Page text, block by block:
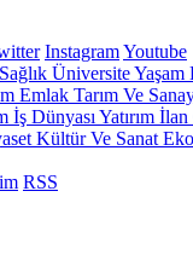
InstagramYoutube
Sağlık ÜniversiteYaşam
Emlak Tarım Ve
İş Dünyası Yatırım İlan
Kültür Ve Sanat
RSS